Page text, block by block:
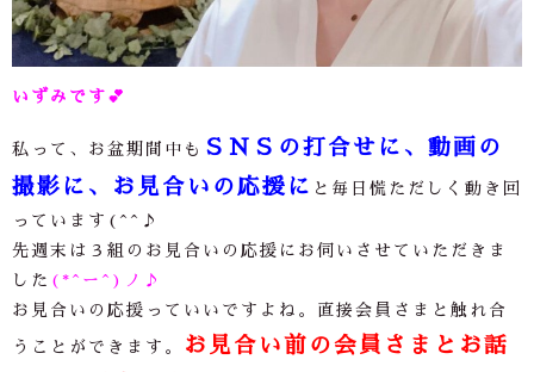
いずみです 💕
私って、お盆期間中も ＳＮＳの打合せに、動画の
撮影に、お見合いの応援に と毎日慌ただしく動き回
っています(^^♪
先週末は３組のお見合いの応援にお伺いさせていただきま
した (*^ー^)ノ♪
お見合いの応援っていいですよね。直接会員さまと触れ合
うことができます。
お見合い前の会員さまとお話